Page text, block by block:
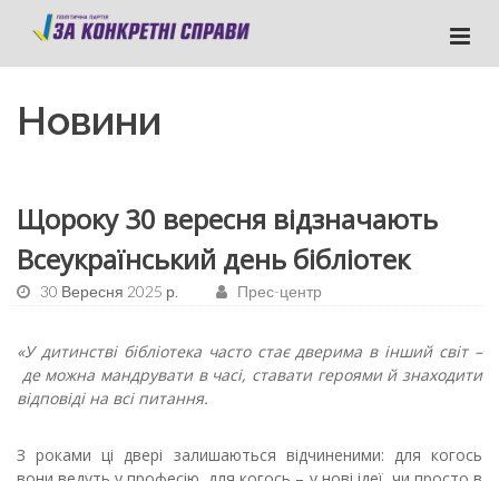
Новини
Щороку 30 вересня відзначають
Всеукраїнський день бібліотек
30 Вересня 2025 р. Прес-центр
«У дитинстві бібліотека часто стає дверима в інший світ –
де можна мандрувати в часі, ставати героями й знаходити
відповіді на всі питання.
З роками ці двері залишаються відчиненими: для когось